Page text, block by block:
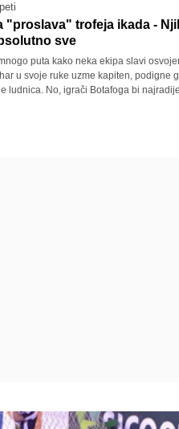
"proslava" trofeja ikada -
sve
puta kako neka ekipa slavi
u svoje ruke uzme kapiten, podigne
ludnica. No, igrači Botafoga bi